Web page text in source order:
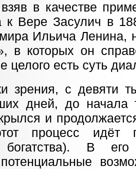
в качестве
к Вере Засулич в
Ильича Ленина,
в которых он
целого есть суть
зрения, с девяти
дней, до начала
и
процесс идёт
богатства). В